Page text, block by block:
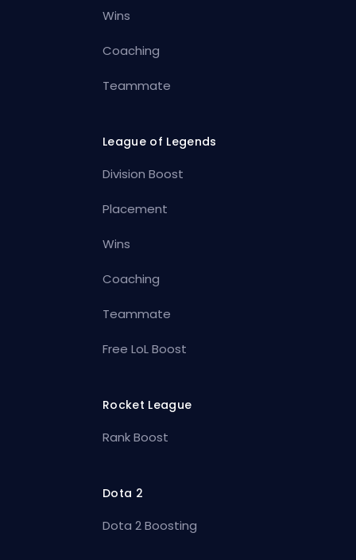
Wins
Coaching
Teammate
League of Legends
Division Boost
Placement
Wins
Coaching
Teammate
Free LoL Boost
Rocket League
Rank Boost
Dota 2
Dota 2 Boosting